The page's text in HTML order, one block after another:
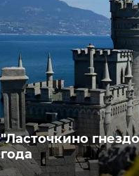
"Ласточкино
года